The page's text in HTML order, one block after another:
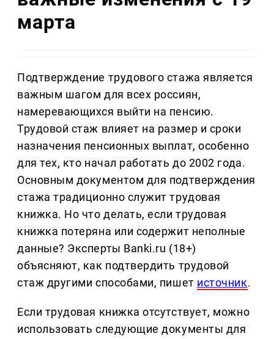
марта
Подтверждение трудового стажа является
важным шагом для всех россиян,
намеревающихся выйти на пенсию.
Трудовой стаж влияет на размер и сроки
назначения пенсионных выплат, особенно
для тех, кто начал работать до 2002 года.
Основным документом для подтверждения
стажа традиционно служит трудовая
книжка. Но что делать, если трудовая
книжка потеряна или содержит неполные
данные? Эксперты Banki.ru (18+)
объясняют, как подтвердить трудовой
стаж другими способами, пишет источник.
Если трудовая книжка отсутствует, можно
использовать следующие документы для